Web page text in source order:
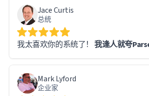
题。不过，Parseur 的支持团队反应迅
事实上，大多数问题都源于我自身的学
件本身的限制——系统运行完美无瑕。
我对整个使用体验非常满意，并会毫
Jace Curtis
总统
我太喜欢你的系统了！ 我逢人就夸
Mark Lyford
企业家